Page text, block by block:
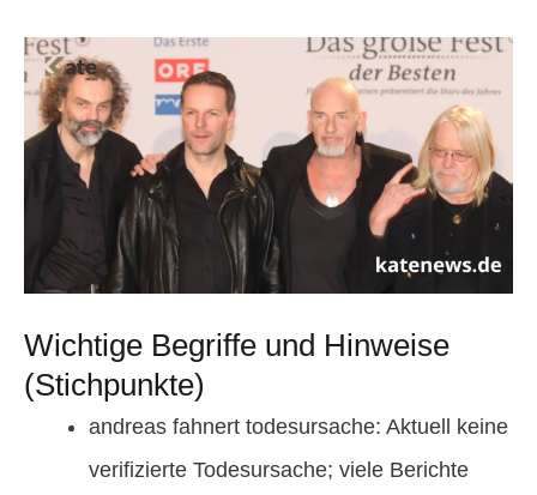
Wichtige Begriffe und Hinweise
(Stichpunkte)
andreas fahnert todesursache: Aktuell keine
verifizierte Todesursache; viele Berichte